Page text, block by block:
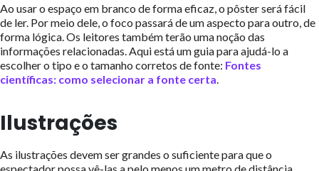
Ao usar o espaço em branco de forma eficaz, o pôster será fácil
de ler. Por meio dele, o foco passará de um aspecto para outro, de
forma lógica. Os leitores também terão uma noção das
informações relacionadas. Aqui está um guia para ajudá-lo a
escolher o tipo e o tamanho corretos de fonte: Fontes
científicas: como selecionar a fonte certa.
Ilustrações
As ilustrações devem ser grandes o suficiente para que o